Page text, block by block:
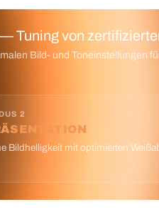
— Tuning von
Bild- und Toneinstellungen
2
Bildhelligkeit mit optimierten